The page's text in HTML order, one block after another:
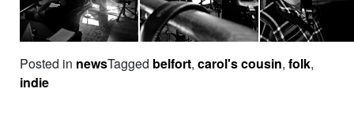
Posted in newsTagged belfort, carol's cousin, folk,
indie